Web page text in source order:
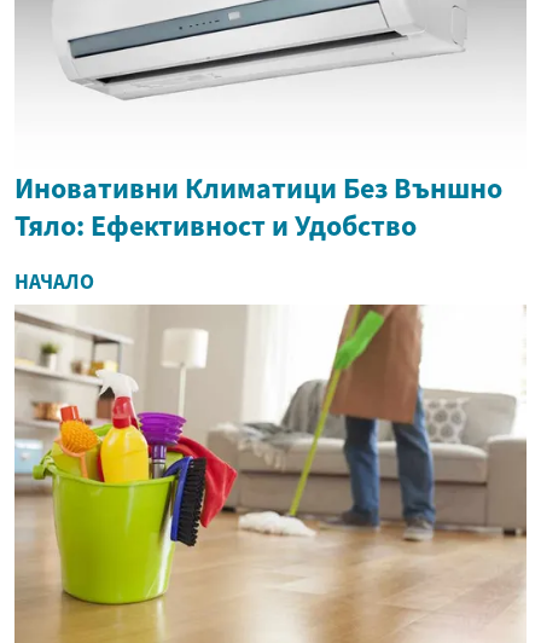
Иновативни Климатици Без Външно
Тяло: Ефективност и Удобство
НАЧАЛО